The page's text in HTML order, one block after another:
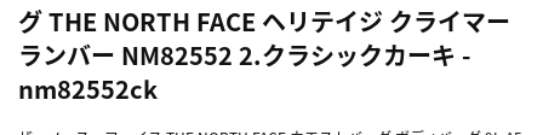
グ THE NORTH FACE ヘリテイジ クライマー
ランバー NM82552 2.クラシックカーキ -
nm82552ck